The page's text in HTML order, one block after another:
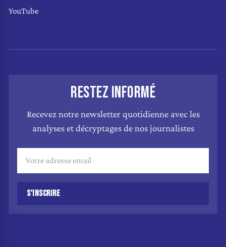
YouTube
RESTEZ INFORMÉ
Recevez notre newsletter quotidienne avec les
analyses et décryptages de nos journalistes
S'INSCRIRE